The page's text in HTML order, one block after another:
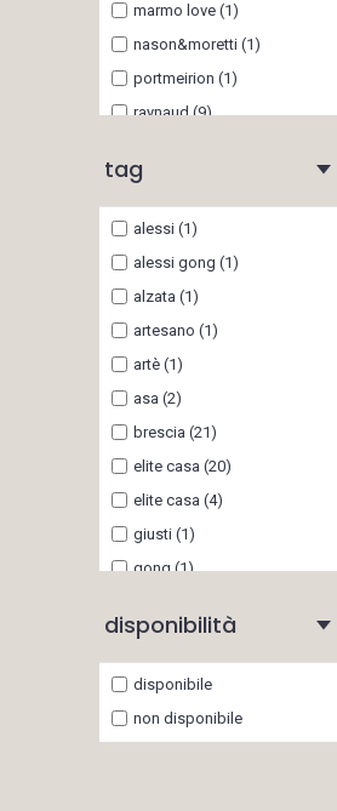
marmo love (1)
nason&moretti (1)
portmeirion (1)
raynaud (9)
rogaska cristallo di corte
onlylux (1)
rosenthal (2)
sambonet (14)
spode (1)
taitù (2)
versace (10)
vesta (1)
villeroy&boch (6)
vista alegre (4)
tag
alessi (1)
alessi gong (1)
alzata (1)
artesano (1)
artè (1)
asa (2)
brescia (21)
elite casa (20)
elite casa (4)
giusti (1)
gong (1)
rogaska (1)
sambonet sambonet elite (1)
disponibilità
disponibile
non disponibile